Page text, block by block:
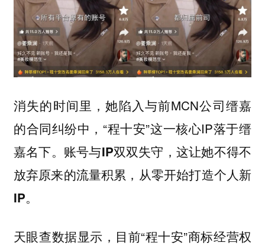
消失的时间里，她陷入与前MCN公司缙嘉
的合同纠纷中，“程十安”这一核心IP落于缙
嘉名下。 账号与IP双双失守，这让她不得不
放弃原来的流量积累，从零开始打造个人新
IP。
天眼查数据显示，目前“程十安”商标经营权